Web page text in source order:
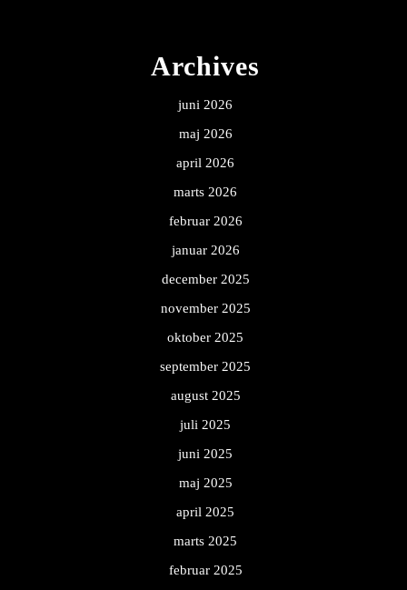
Archives
juni 2026
maj 2026
april 2026
marts 2026
februar 2026
januar 2026
december 2025
november 2025
oktober 2025
september 2025
august 2025
juli 2025
juni 2025
maj 2025
april 2025
marts 2025
februar 2025